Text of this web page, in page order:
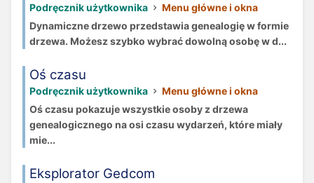
Podręcznik użytkownika
Menu główne i okna
Dynamiczne drzewo przedstawia genealogię w formie
drzewa. Możesz szybko wybrać dowolną osobę w d...
Oś czasu
Podręcznik użytkownika
Menu główne i okna
Oś czasu pokazuje wszystkie osoby z drzewa
genealogicznego na osi czasu wydarzeń, które miały
mie...
Eksplorator Gedcom